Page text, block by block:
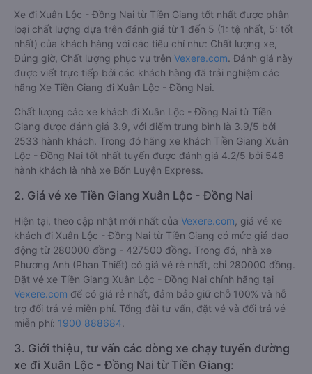
Xe đi Xuân Lộc - Đồng Nai từ Tiền Giang tốt nhất được phân
loại chất lượng dựa trên đánh giá từ 1 đến 5 (1: tệ nhất, 5: tốt
nhất) của khách hàng với các tiêu chí như: Chất lượng xe,
Đúng giờ, Chất lượng phục vụ trên Vexere.com. Đánh giá này
được viết trực tiếp bởi các khách hàng đã trải nghiệm các
hãng Xe Tiền Giang đi Xuân Lộc - Đồng Nai.
Chất lượng các xe khách đi Xuân Lộc - Đồng Nai từ Tiền
Giang được đánh giá 3.9, với điểm trung bình là 3.9/5 bởi
2533 hành khách. Trong đó hãng xe khách Tiền Giang Xuân
Lộc - Đồng Nai tốt nhất tuyến được đánh giá 4.2/5 bởi 546
hành khách là nhà xe Bốn Luyện Express.
2. Giá vé xe Tiền Giang Xuân Lộc - Đồng Nai
Hiện tại, theo cập nhật mới nhất của Vexere.com , giá vé xe
khách đi Xuân Lộc - Đồng Nai từ Tiền Giang có mức giá dao
động từ 280000 đồng - 427500 đồng. Trong đó, nhà xe
Phương Anh (Phan Thiết) có giá vé rẻ nhất, chỉ 280000 đồng.
Đặt vé xe Tiền Giang Xuân Lộc - Đồng Nai chính hãng tại
Vexere.com để có giá rẻ nhất, đảm bảo giữ chỗ 100% và hỗ
trợ đổi trả vé miễn phí. Tổng đài tư vấn, đặt vé và đổi trả vé
miễn phí: 1900 888684.
3. Giới thiệu, tư vấn các dòng xe chạy tuyến đường
xe đi Xuân Lộc - Đồng Nai từ Tiền Giang: